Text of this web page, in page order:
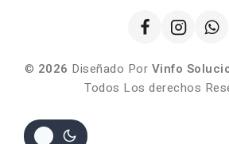
© 2026 Diseñado Por Vinfo
Todos Los derechos